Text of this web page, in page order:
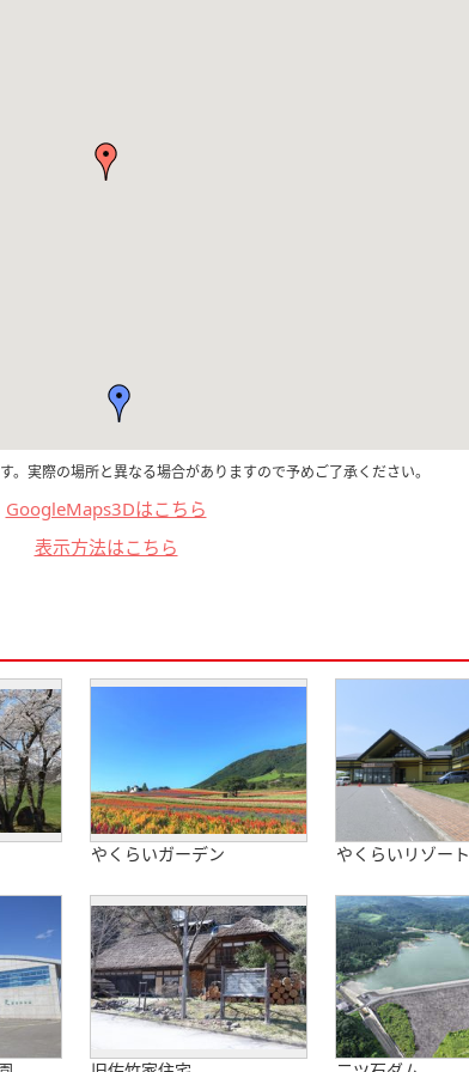
実際の場所と異なる場合がありますので予めご了承ください。
GoogleMaps3Dはこちら
表示方法はこちら
やくらいガーデン やくらいリゾート